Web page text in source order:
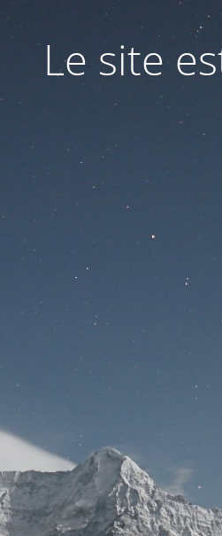
Le site